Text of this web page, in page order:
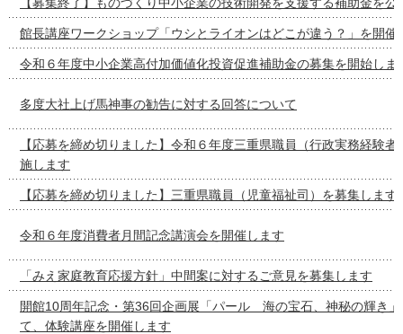
館長講座ワークショップ「ウシとライオンはどこが違う？」を開催
令和６年度中小企業高付加価値化投資促進補助金の募集を開始しま
多度大社上げ馬神事の勧告に対する回答について
【応募を締め切りました】令和６年度三重県職員（行政実務経験
施します
【応募を締め切りました】三重県職員（児童福祉司）を募集します
令和６年度消費者月間記念講演会を開催します
「みえ家庭教育応援方針」中間案に対するご意見を募集します
開館10周年記念・第36回企画展「パール 海の宝石、神秘の輝き
て、体験講座を開催します